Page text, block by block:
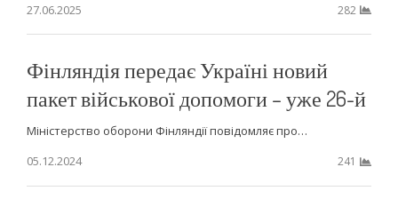
27.06.2025
282
Фінляндія передає Україні новий
пакет військової допомоги – уже 26-й
Міністерство оборони Фінляндії повідомляє про…
05.12.2024
241